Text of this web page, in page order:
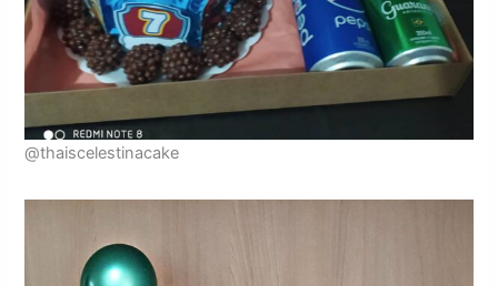
@thaiscelestinacake